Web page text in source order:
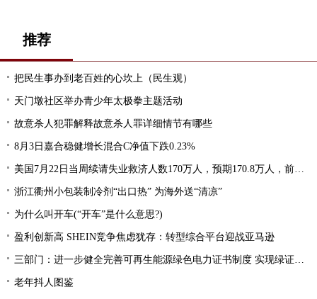
推荐
把民生事办到老百姓的心坎上（民生观）
天门墩社区举办青少年太极拳主题活动
故意杀人犯罪解释故意杀人罪详细情节有哪些
8月3日嘉合稳健增长混合C净值下跌0.23%
美国7月22日当周续请失业救济人数170万人，预期170.8万人，前值169万人
浙江衢州小包装制冷剂“出口热” 为海外送“清凉”
为什么叫开车(“开车”是什么意思?)
盈利创新高 SHEIN竞争焦虑犹存：转型综合平台迎战亚马逊
三部门：进一步健全完善可再生能源绿色电力证书制度 实现绿证对可再生能源电力的全覆盖
老年抖人图鉴